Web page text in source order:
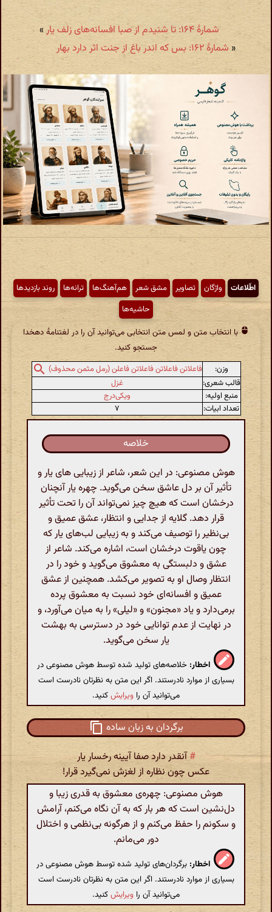
شمارهٔ ۱۶۴: تا شنیدم از صبا افسانه‌های زلف یار
»
« شمارهٔ ۱۶۲: بس که اندر باغ از جنت اثر دارد بهار
اطّلاعات واژگان تصاویر مشق شعر هم‌آهنگ‌ها ترانه‌ها
روند بازدیدها
حاشیه‌ها
با انتخاب متن و لمس متن انتخابی می‌توانید آن را در لغتنامهٔ دهخدا
جستجو کنید.
وزن:
فاعلاتن فاعلاتن فاعلاتن فاعلن (رمل مثمن محذوف)
قالب شعری:
غزل
منبع اولیه:
ویکی‌درج
تعداد ابیات:
۷
خلاصه
هوش مصنوعی: در این شعر، شاعر از زیبایی های یار و
تأثیر آن بر دل عاشق سخن می‌گوید. چهره یار آنچنان
درخشان است که هیچ چیز نمی‌تواند آن را تحت تأثیر
قرار دهد. گلایه‌ از جدایی و انتظار، عشق عمیق و
بی‌نظیر را توصیف می‌کند و به زیبایی لب‌های یار که
چون یاقوت درخشان است، اشاره می‌کند. شاعر از
عشق و دلبستگی به معشوق می‌گوید و خود را در
انتظار وصال او به تصویر می‌کشد. همچنین از عشق
عمیق و افسانه‌ای خود نسبت به معشوق پرده
برمی‌دارد و یاد «مجنون» و «لیلی» را به میان می‌آورد، و
در نهایت از عدم توانایی خود در دسترسی به بهشت
یار سخن می‌گوید.
اخطار: خلاصه‌های تولید شده توسط هوش مصنوعی در
بسیاری از موارد نادرستند. اگر این متن به نظرتان نادرست است
می‌توانید آن را ویرایشکنید.
برگردان به زبان ساده
#آنقدر دارد صفا آیینه رخسار یار
عکس چون نظاره از لغزش نمی‌گیرد قرار!
هوش مصنوعی: چهره‌ی معشوق به قدری زیبا و
دل‌نشین است که هر بار که به آن نگاه می‌کنم، آرامش
و سکونم را حفظ می‌کنم و از هرگونه بی‌نظمی و اختلال
دور می‌مانم.
اخطار: برگردان‌های تولید شده توسط هوش مصنوعی در
بسیاری از موارد نادرستند. اگر این متن به نظرتان نادرست است
می‌توانید آن را ویرایشکنید.